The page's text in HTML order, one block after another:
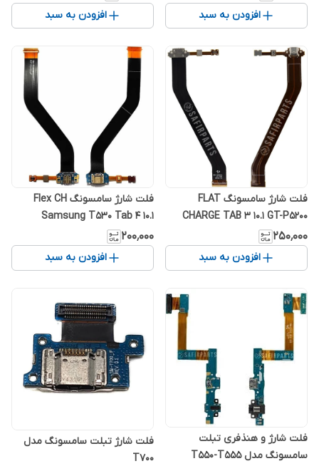
افزودن به سبد افزودن به سبد
فلت شارژ سامسونگ FLAT
CHARGE TAB 3 10.1 GT-P5200
۲۵۰٬۰۰۰
افزودن به سبد
فلت شارژ سامسونگ Flex CH
Samsung T530 Tab 4 10.1
۲۰۰٬۰۰۰
افزودن به سبد
فلت شارژ و هنذفری تبلت
سامسونگ مدل T550-T555
فلت شارژ تبلت سامسونگ مدل
T700